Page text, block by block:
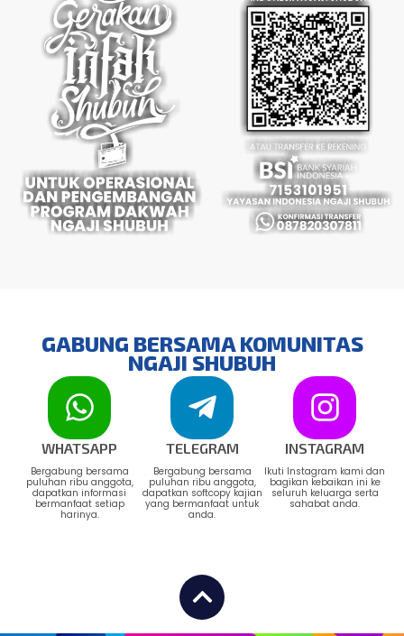
GABUNG BERSAMA KOMUNITAS
NGAJI SHUBUH
WHATSAPP
Bergabung bersama
puluhan ribu anggota,
dapatkan informasi
bermanfaat setiap
harinya.
TELEGRAM
Bergabung bersama
puluhan ribu anggota,
dapatkan softcopy kajian
yang bermanfaat untuk
anda.
INSTAGRAM
Ikuti Instagram kami dan
bagikan kebaikan ini ke
seluruh keluarga serta
sahabat anda.